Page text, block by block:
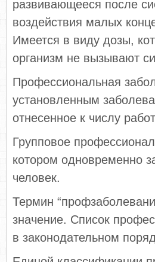
развивающееся после
воздействия малых
Имеется в виду дозы,
организм не вызывают
Профессиональная
установленным
отнесенное к числу
Групповое
котором одновременно
человек.
Термин
значение. Список
в законодательном